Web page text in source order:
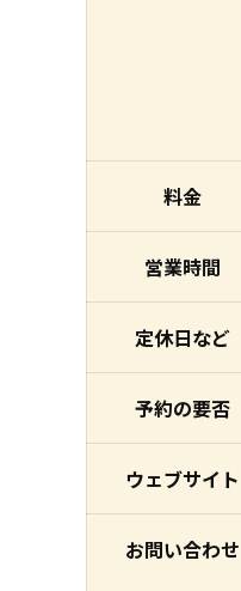
料金
営業時間
定休日など
予約の要否
ウェブサイト
お問い合わせ